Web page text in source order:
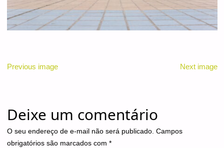
Previous image Next image
Deixe um comentário
O seu endereço de e-mail não será publicado. Campos
obrigatórios são marcados com *